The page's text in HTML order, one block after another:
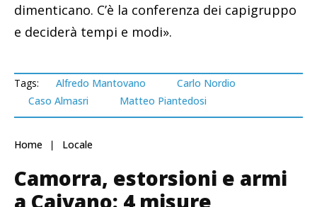
dimenticano. C’è la conferenza dei capigruppo
e deciderà tempi e modi».
Tags: Alfredo Mantovano
Carlo Nordio
Caso Almasri
Matteo Piantedosi
Home Locale
Camorra, estorsioni e armi
a Caivano: 4 misure